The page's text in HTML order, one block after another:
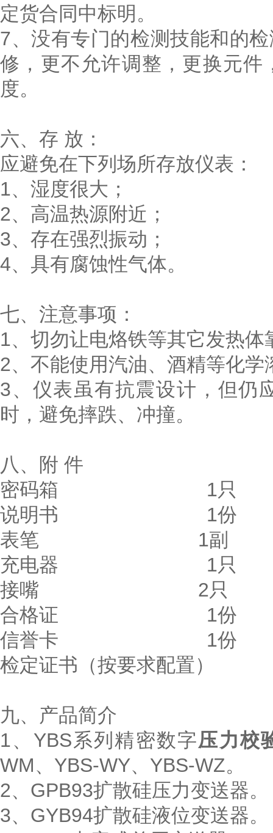
定货合同中标明。
7、没有专门的检测技能和的
修，更不允许调整，更换元
度。
六、存 放：
应避免在下列场所存放仪表：
1、湿度很大；
2、高温热源附近；
3、存在强烈振动；
4、具有腐蚀性气体。
七、注意事项：
1、切勿让电烙铁等其它发热
2、不能使用汽油、酒精等化学
3、仪表虽有抗震设计，但仍
时，避免摔跌、冲撞。
八、附 件
密码箱 1只
说明书 1份
表笔 1副
充电器 1只
接嘴 2只
合格证 1份
信誉卡 1份
检定证书（按要求配置）
九、产品简介
1、YBS系列精密数字压力校
WM、YBS-WY、YBS-WZ。
2、GPB93扩散硅压力变送器。
3、GYB94扩散硅液位变送器。